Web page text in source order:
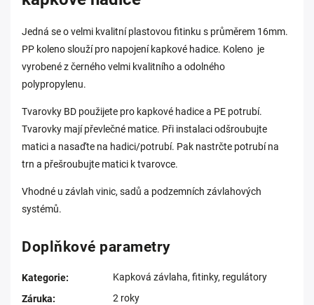
Jedná se o velmi kvalitní plastovou fitinku s průměrem 16mm.
PP koleno slouží pro napojení kapkové hadice. Koleno je
vyrobené z černého velmi kvalitního a odolného
polypropylenu.
Tvarovky BD použijete pro kapkové hadice a PE potrubí.
Tvarovky mají převlečné matice. Při instalaci odšroubujte
matici a nasaďte na hadici/potrubí. Pak nastrčte potrubí na
trn a přešroubujte matici k tvarovce.
Vhodné u závlah vinic, sadů a podzemních závlahových
systémů.
Doplňkové parametry
Kategorie:
Kapková závlaha, fitinky, regulátory
Záruka:
2 roky